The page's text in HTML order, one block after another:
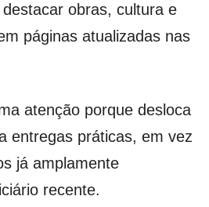
obras, cultura e
páginas atualizadas nas
atenção porque desloca
entregas práticas, em vez
já amplamente
recente.